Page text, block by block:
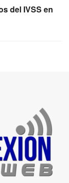
del IVSS en